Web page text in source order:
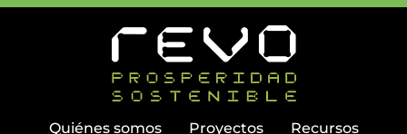
Quiénes somos Proyectos Recursos